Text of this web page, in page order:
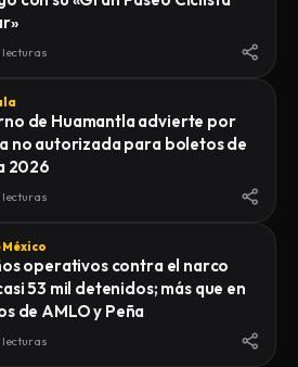
lecturas
de Huamantla advierte por
no autorizada para boletos de
2026
lecturas
México
operativos contra el narco
53 mil detenidos; más que en
de AMLO y Peña
lecturas